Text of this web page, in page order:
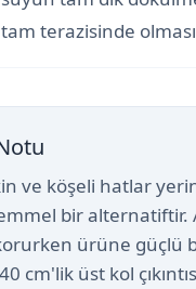
tam terazisinde
ve köşeli hatlar
bir alternatiftir.
ürüne güçlü
cm'lik üst kol